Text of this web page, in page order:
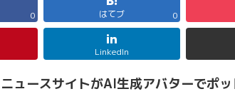
0 はてブ 0
LinkedIn
ニュースサイトがAI生成アバターでポ